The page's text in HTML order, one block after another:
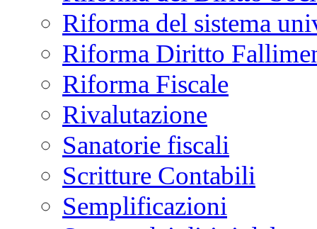
Riforma del sistema
Riforma Diritto
Riforma Fiscale
Rivalutazione
Sanatorie fiscali
Scritture Contabili
Semplificazioni